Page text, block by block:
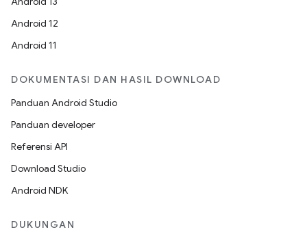
Android 12
Android 11
DOKUMENTASI DAN HASIL DOWNLOAD
Panduan Android Studio
Panduan developer
Referensi API
Download Studio
Android NDK
DUKUNGAN